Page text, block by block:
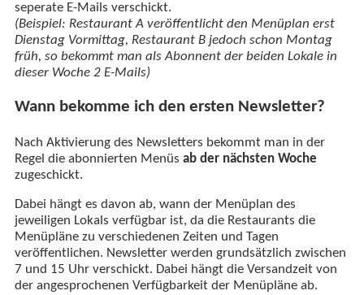
seperate E-Mails verschickt.
(Beispiel: Restaurant A veröffentlicht den Menüplan erst
Dienstag Vormittag, Restaurant B jedoch schon Montag
früh, so bekommt man als Abonnent der beiden Lokale in
dieser Woche 2 E-Mails)
Wann bekomme ich den ersten Newsletter?
Nach Aktivierung des Newsletters bekommt man in der
Regel die abonnierten Menüs ab der nächsten Woche
zugeschickt.
Dabei hängt es davon ab, wann der Menüplan des
jeweiligen Lokals verfügbar ist, da die Restaurants die
Menüpläne zu verschiedenen Zeiten und Tagen
veröffentlichen. Newsletter werden grundsätzlich zwischen
7 und 15 Uhr verschickt. Dabei hängt die Versandzeit von
der angesprochenen Verfügbarkeit der Menüpläne ab.